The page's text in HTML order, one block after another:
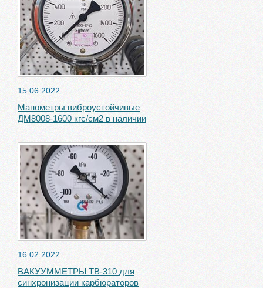
15.06.2022
Манометры виброустойчивые
ДМ8008-1600 кгс/см2 в наличии
16.02.2022
ВАКУУММЕТРЫ ТВ-310 для
синхронизации карбюраторов